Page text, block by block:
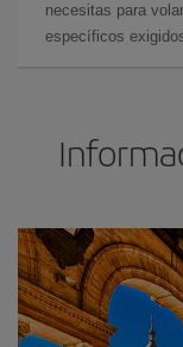
necesitas para
específicos